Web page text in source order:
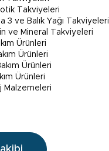
Takviyeleri
3 ve Balık Yağı Takviyeleri
ve Mineral Takviyeleri
Ürünleri
Ürünleri
Ürünleri
Ürünleri
Malzemeleri